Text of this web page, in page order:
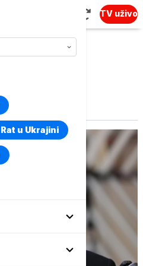
TV uživo
Rat u Ukrajini